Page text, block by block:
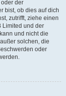
der
bist, ob dies auf dich
zutrifft, ziehe einen
Limited und der
und nicht die
solchen, die
oder